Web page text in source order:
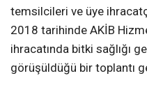
temsilcileri ve üye
2018 tarihinde AKİB
ihracatında bitki sağlığı
görüşüldüğü bir toplantı